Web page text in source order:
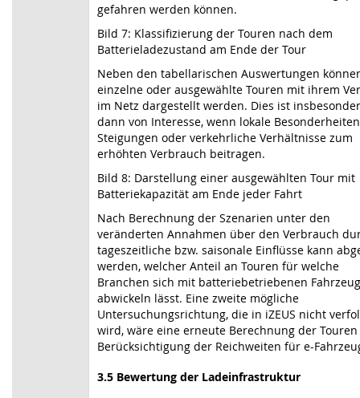
gefahren werden können.
Bild 7: Klassifizierung der Touren nach dem
Batterieladezustand am Ende der Tour
Neben den tabellarischen Auswertungen
einzelne oder ausgewählte Touren mit ihrem
im Netz dargestellt werden. Dies ist
dann von Interesse, wenn lokale
Steigungen oder verkehrliche Verhältnisse zum
erhöhten Verbrauch beitragen.
Bild 8: Darstellung einer ausgewählten Tour mit
Batteriekapazität am Ende jeder Fahrt
Nach Berechnung der Szenarien unter den
veränderten Annahmen über den Verbrauch
tageszeitliche bzw. saisonale Einflüsse kann
werden, welcher Anteil an Touren für welche
Branchen sich mit batteriebetriebenen
abwickeln lässt. Eine zweite mögliche
Untersuchungsrichtung, die in iZEUS nicht
wird, wäre eine erneute Berechnung der
Berücksichtigung der Reichweiten für e-
3.5 Bewertung der Ladeinfrastruktur